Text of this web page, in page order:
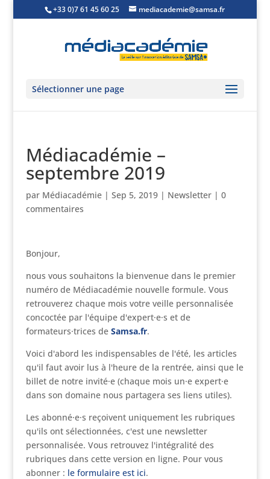
+33 0)7 61 45 60 25 mediacademie@samsa.fr
Sélectionner une page
Médiacadémie –
septembre 2019
par Médiacadémie| Sep 5, 2019| Newsletter| 0
commentaires
Bonjour,
nous vous souhaitons la bienvenue dans le premier
numéro de Médiacadémie nouvelle formule. Vous
retrouverez chaque mois votre veille personnalisée
concoctée par l'équipe d'expert·e·s et de
formateurs·trices de Samsa.fr.
Voici d'abord les indispensables de l'été, les articles
qu'il faut avoir lus à l'heure de la rentrée, ainsi que le
billet de notre invité·e (chaque mois un·e expert·e
dans son domaine nous partagera ses liens utiles).
Les abonné·e·s reçoivent uniquement les rubriques
qu'ils ont sélectionnées, c'est une newsletter
personnalisée. Vous retrouvez l'intégralité des
rubriques dans cette version en ligne. Pour vous
abonner : le formulaire est ici.